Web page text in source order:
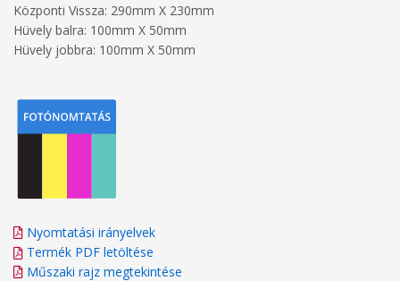
Központi Vissza: 290mm X 230mm
Hüvely balra: 100mm X 50mm
Hüvely jobbra: 100mm X 50mm
Nyomtatási irányelvek
Termék PDF letöltése
Műszaki rajz megtekintése